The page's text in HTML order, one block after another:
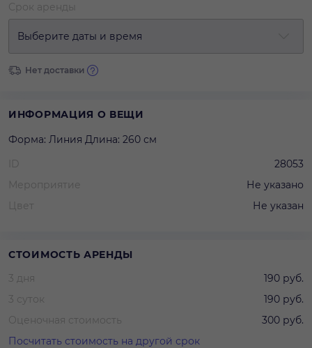
Срок аренды
Выберите даты и время
Нет доставки
ИНФОРМАЦИЯ О ВЕЩИ
Форма: Линия Длина: 260 см
ID
28053
Мероприятие
Не указано
Цвет
Не указан
СТОИМОСТЬ АРЕНДЫ
3 дня
190 руб.
3 суток
190 руб.
Оценочная стоимость
300 руб.
Посчитать стоимость на другой срок